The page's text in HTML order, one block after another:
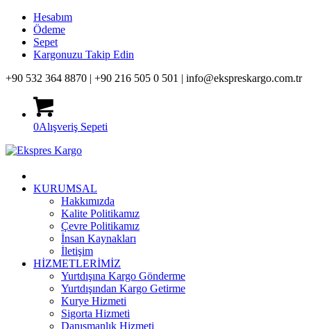
Hesabım
Ödeme
Sepet
Kargonuzu Takip Edin
+90 532 364 8870 | +90 216 505 0 501 | info@ekspreskargo.com.tr
0Alışveriş Sepeti
KURUMSAL
Hakkımızda
Kalite Politikamız
Çevre Politikamız
İnsan Kaynakları
İletişim
HİZMETLERİMİZ
Yurtdışına Kargo Gönderme
Yurtdışından Kargo Getirme
Kurye Hizmeti
Sigorta Hizmeti
Danışmanlık Hizmeti